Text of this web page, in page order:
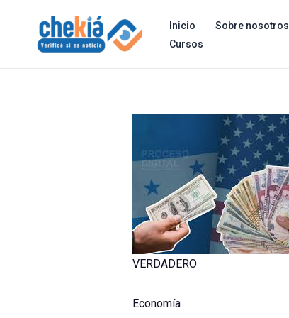
Inicio Sobre nosotros
Cursos
VERDADERO
Economía